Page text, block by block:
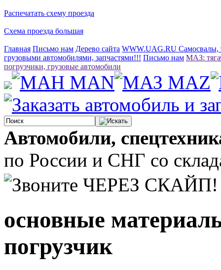
Распечатать схему проезда
Схема проезда большая
Главная Письмо нам Дерево сайта WWW.UAG.RU Самосвалы,
грузовыми автомобилями, запчастями!!! Письмо нам МАЗ:
погрузчики, грузовые автомобили
Автомобили,
по России и СНГ со
основные
погрузчик